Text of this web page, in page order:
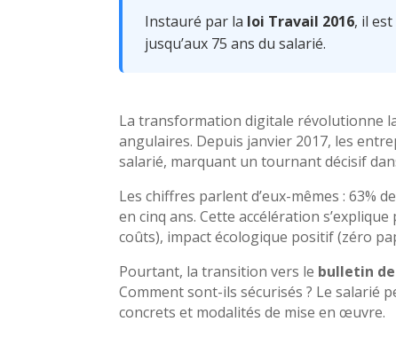
Instauré par la loi Travail 2016, il
jusqu’aux 75 ans du salarié.
La transformation digitale révolutionne
angulaires. Depuis janvier 2017, les
salarié, marquant un tournant décisif
Les chiffres parlent d’eux-mêmes : 63%
en cinq ans. Cette accélération
coûts), impact écologique positif (zéro
Pourtant, la transition vers le bulletin
Comment sont-ils sécurisés ? Le salarié
concrets et modalités de mise en œuvre.